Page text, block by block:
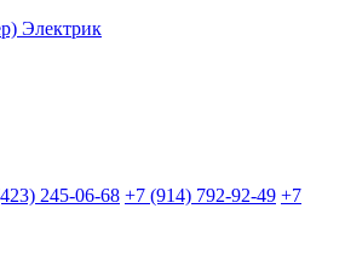
Электрик
245-06-68 +7 (914) 792-92-49 +7